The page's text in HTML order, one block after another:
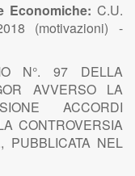
Economiche: C.U.
(motivazioni) -
N°. 97 DELLA
AVVERSO LA
ACCORDI
CONTROVERSIA
PUBBLICATA NEL